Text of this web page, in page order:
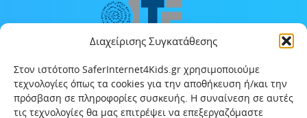
Διαχείρισης Συγκατάθεσης
Στον ιστότοπο SaferInternet4Kids.gr χρησιμοποιούμε
τεχνολογίες όπως τα cookies για την αποθήκευση ή/και την
πρόσβαση σε πληροφορίες συσκευής. Η συναίνεση σε αυτές
τις τεχνολογίες θα μας επιτρέψει να επεξεργαζόμαστε